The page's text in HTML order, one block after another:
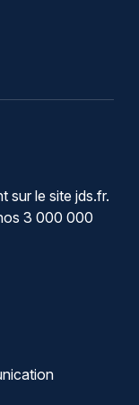
sur le site jds.fr.
3 000 000